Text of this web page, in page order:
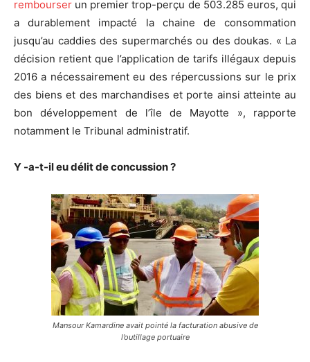
rembourser un premier trop-perçu de 503.285 euros, qui
a durablement impacté la chaine de consommation
jusqu’au caddies des supermarchés ou des doukas. « La
décision retient que l’application de tarifs illégaux depuis
2016 a nécessairement eu des répercussions sur le prix
des biens et des marchandises et porte ainsi atteinte au
bon développement de l’île de Mayotte », rapporte
notamment le Tribunal administratif.
Y -a-t-il eu délit de concussion ?
Mansour Kamardine avait pointé la facturation abusive de
l’outillage portuaire